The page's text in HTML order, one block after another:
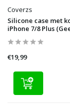
Coverzs
Silicone case met
iPhone 7/8 Plus
€19,99